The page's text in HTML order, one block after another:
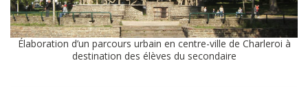
Élaboration d’un parcours urbain en centre-ville de Charleroi à
destination des élèves du secondaire